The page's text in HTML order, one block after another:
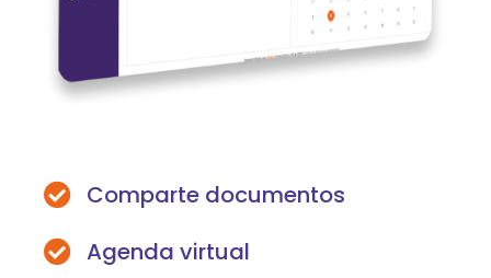
Comparte documentos
Agenda virtual